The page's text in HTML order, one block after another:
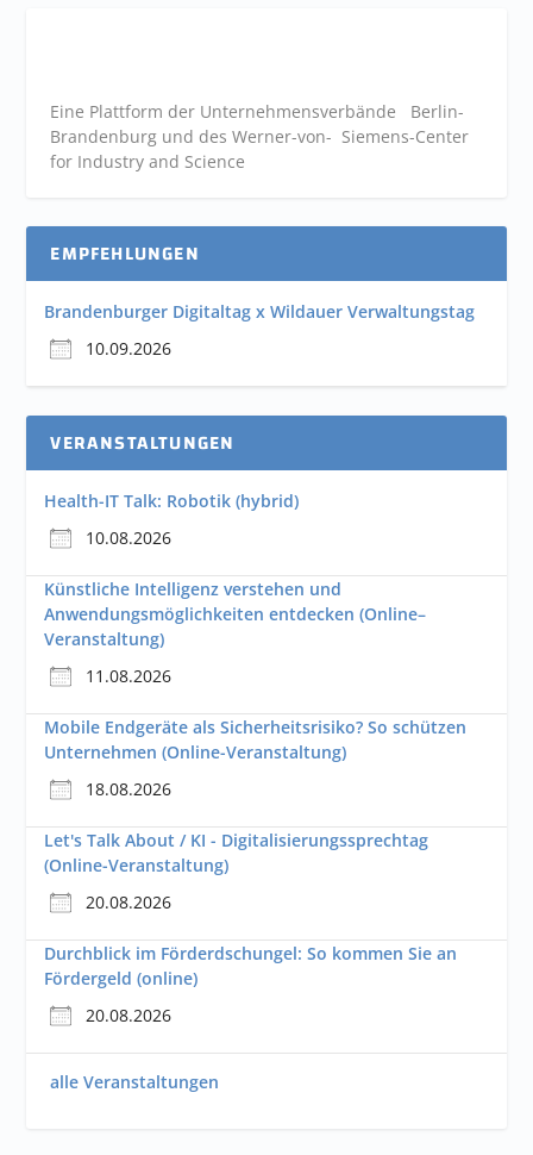
Eine Plattform der Unternehmensverbände Berlin-
Brandenburg und des Werner-von- Siemens-Center
for Industry and Science
EMPFEHLUNGEN
Brandenburger Digitaltag x Wildauer Verwaltungstag
10.09.2026
VERANSTALTUNGEN
Health-IT Talk: Robotik (hybrid)
10.08.2026
Künstliche Intelligenz verstehen und
Anwendungsmöglichkeiten entdecken (Online–
Veranstaltung)
11.08.2026
Mobile Endgeräte als Sicherheitsrisiko? So schützen
Unternehmen (Online-Veranstaltung)
18.08.2026
Let's Talk About / KI - Digitalisierungssprechtag
(Online-Veranstaltung)
20.08.2026
Durchblick im Förderdschungel: So kommen Sie an
Fördergeld (online)
20.08.2026
alle Veranstaltungen